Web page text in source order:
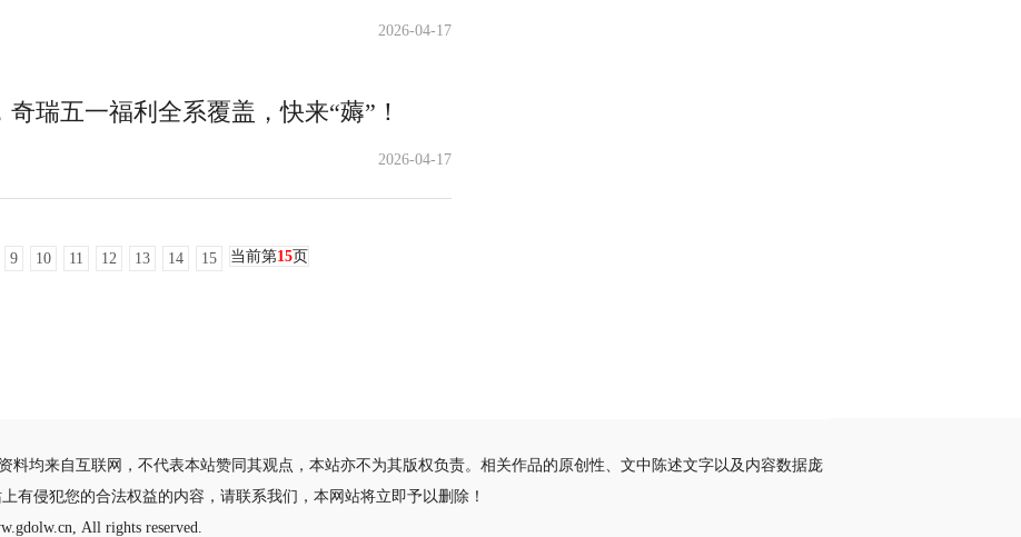
2026-04-17
瑞五一福利全系覆盖，快来“薅”！
2026-04-17
9 10 11 12 13 14 15 当前第15页
料均来自互联网，不代表本站赞同其观点，本站亦不为其版权负责。相关作品的原创性、文中陈述文字以及内容数据庞
有侵犯您的合法权益的内容，请联系我们，本网站将立即予以删除！
All rights reserved.